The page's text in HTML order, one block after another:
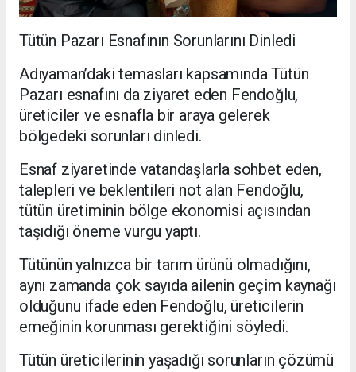
Tütün Pazarı Esnafının Sorunlarını Dinledi
Adıyaman’daki temasları kapsamında Tütün
Pazarı esnafını da ziyaret eden Fendoğlu,
üreticiler ve esnafla bir araya gelerek
bölgedeki sorunları dinledi.
Esnaf ziyaretinde vatandaşlarla sohbet eden,
talepleri ve beklentileri not alan Fendoğlu,
tütün üretiminin bölge ekonomisi açısından
taşıdığı öneme vurgu yaptı.
Tütünün yalnızca bir tarım ürünü olmadığını,
aynı zamanda çok sayıda ailenin geçim kaynağı
olduğunu ifade eden Fendoğlu, üreticilerin
emeğinin korunması gerektiğini söyledi.
Tütün üreticilerinin yaşadığı sorunların çözümü